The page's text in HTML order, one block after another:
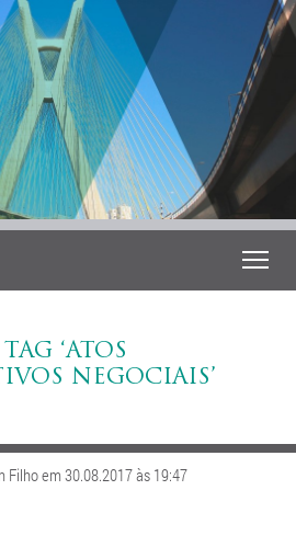
‘ATOS
NEGOCIAIS’
em 30.08.2017 às 19:47